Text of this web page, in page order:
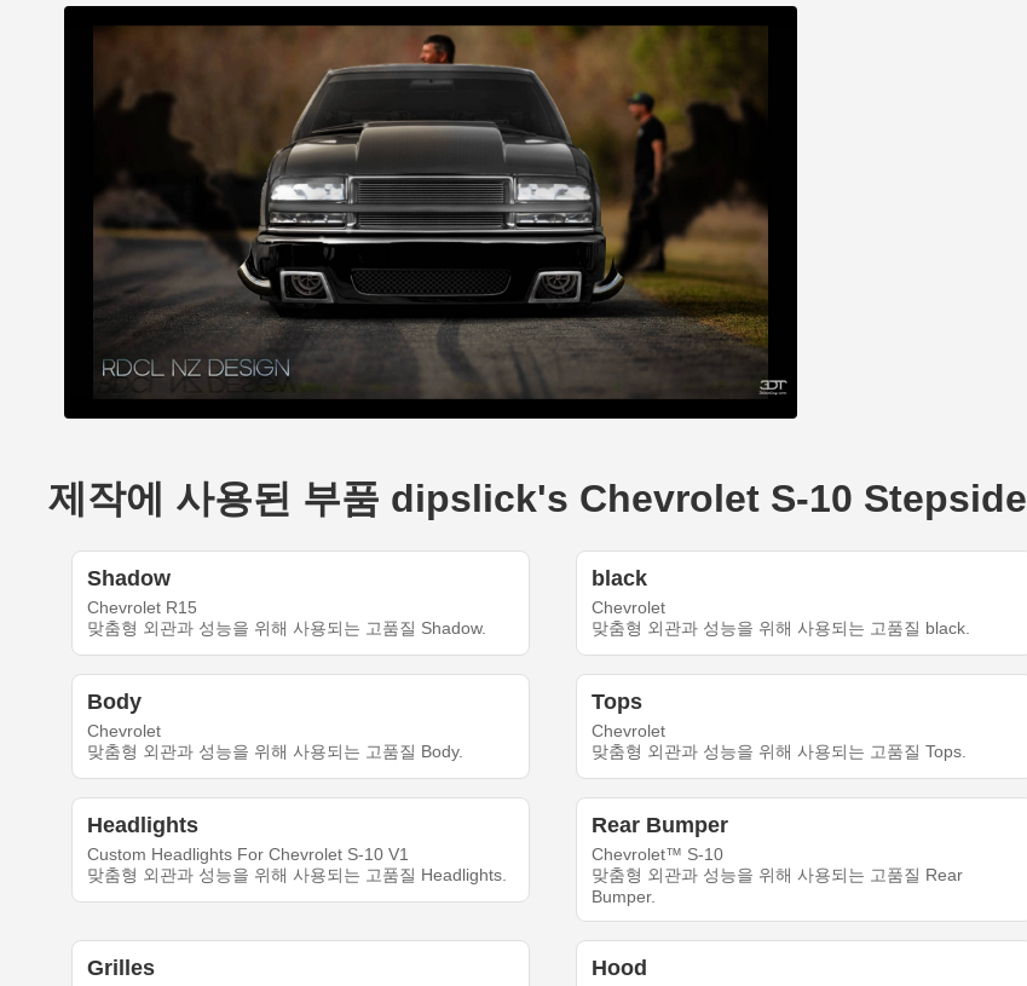
제작에 사용된 부품 dipslick's Chevrolet S-10 Stepside
Shadow
Chevrolet R15
맞춤형 외관과 성능을 위해 사용되는 고품질 Shadow.
black
Chevrolet
맞춤형 외관과 성능을 위해 사용되는 고품질 black.
Body
Chevrolet
맞춤형 외관과 성능을 위해 사용되는 고품질 Body.
Tops
Chevrolet
맞춤형 외관과 성능을 위해 사용되는 고품질 Tops.
Headlights
Custom Headlights For Chevrolet S-10 V1
맞춤형 외관과 성능을 위해 사용되는 고품질 Headlights.
Rear Bumper
Chevrolet™ S-10
맞춤형 외관과 성능을 위해 사용되는 고품질 Rear
Bumper.
Grilles Hood